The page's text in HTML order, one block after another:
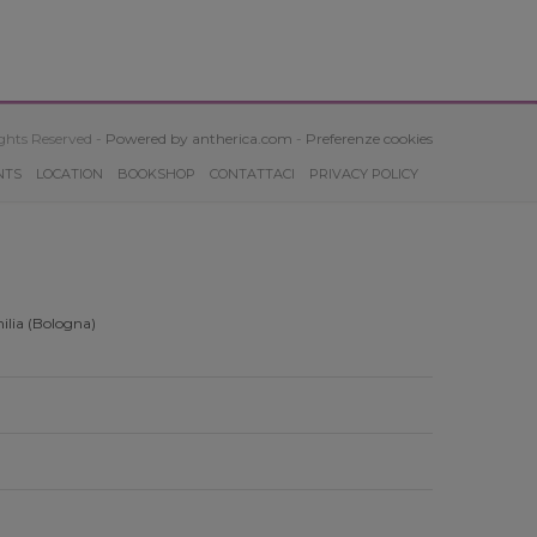
Reserved - Powered by antherica.com - Preferenze cookies
LOCATION BOOKSHOP CONTATTACI PRIVACY POLICY
(Bologna)